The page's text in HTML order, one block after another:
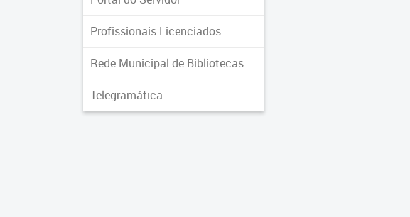
Profissionais Licenciados
Rede Municipal de Bibliotecas
Telegramática